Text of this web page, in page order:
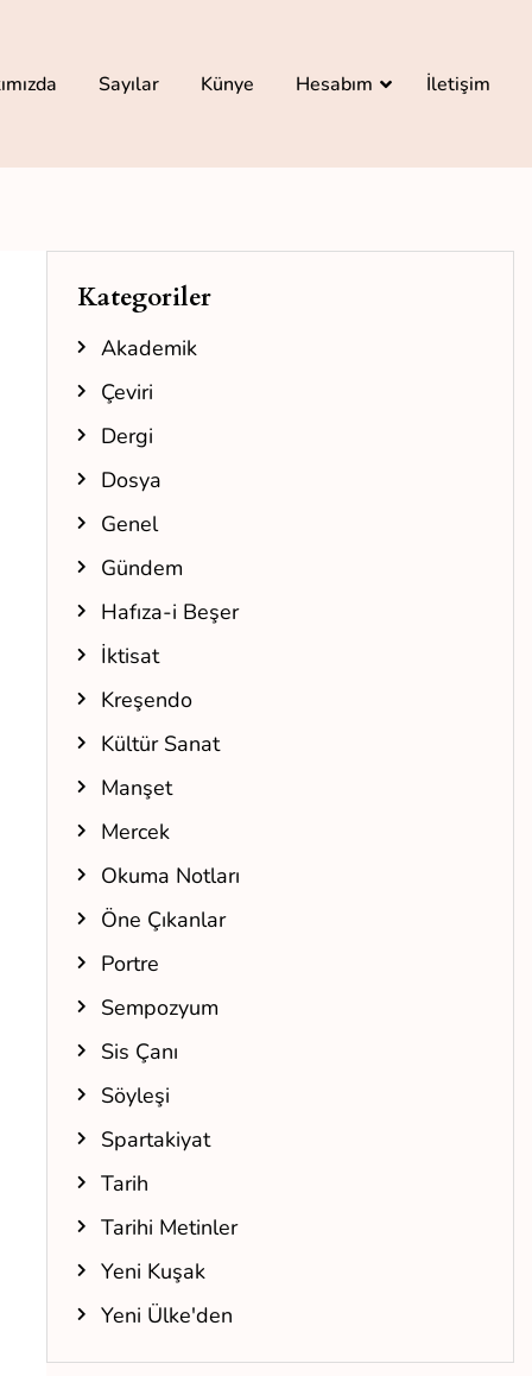
Sayılar Künye Hesabım İletişim
Kategoriler
Akademik
Çeviri
Dergi
Dosya
Genel
Gündem
Hafıza-i Beşer
İktisat
Kreşendo
Kültür Sanat
Manşet
Mercek
Okuma Notları
Öne Çıkanlar
Portre
Sempozyum
Sis Çanı
Söyleşi
Spartakiyat
Tarih
Tarihi Metinler
Yeni Kuşak
Yeni Ülke'den